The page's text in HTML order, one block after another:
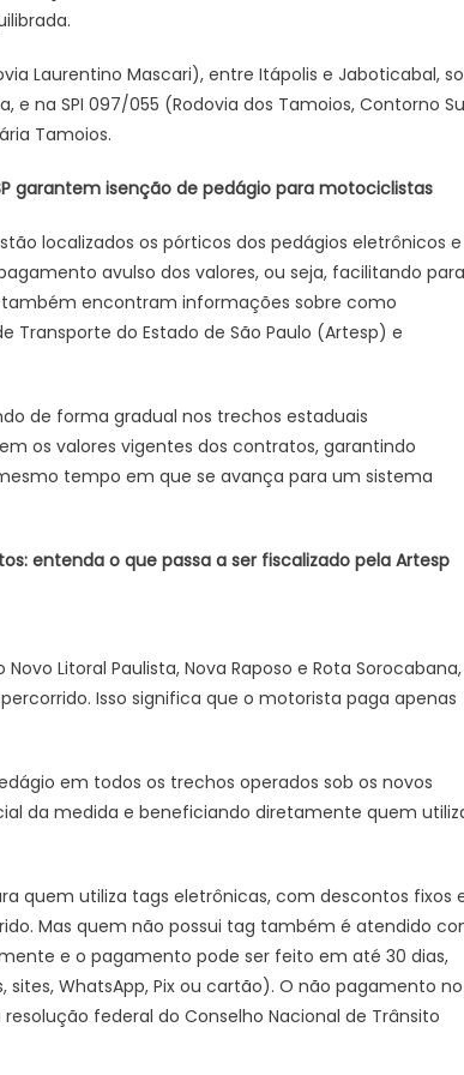
Laurentino Mascari), entre Itápolis e Jaboticabal,
e na SPI 097/055 (Rodovia dos Tamoios, Contorno
Tamoios.
garantem isenção de pedágio para motociclistas
localizados os pórticos dos pedágios eletrônicos e
avulso dos valores, ou seja, facilitando para
encontram informações sobre como
do Estado de São Paulo (Artesp) e
de forma gradual nos trechos estaduais
os valores vigentes dos contratos, garantindo
tempo em que se avança para um sistema
entenda o que passa a ser fiscalizado pela Artesp
Litoral Paulista, Nova Raposo e Rota Sorocabana,
Isso significa que o motorista paga apenas
em todos os trechos operados sob os novos
da medida e beneficiando diretamente quem
quem utiliza tags eletrônicas, com descontos fixos
Mas quem não possui tag também é atendido
e o pagamento pode ser feito em até 30 dias,
WhatsApp, Pix ou cartão). O não pagamento no
federal do Conselho Nacional de Trânsito